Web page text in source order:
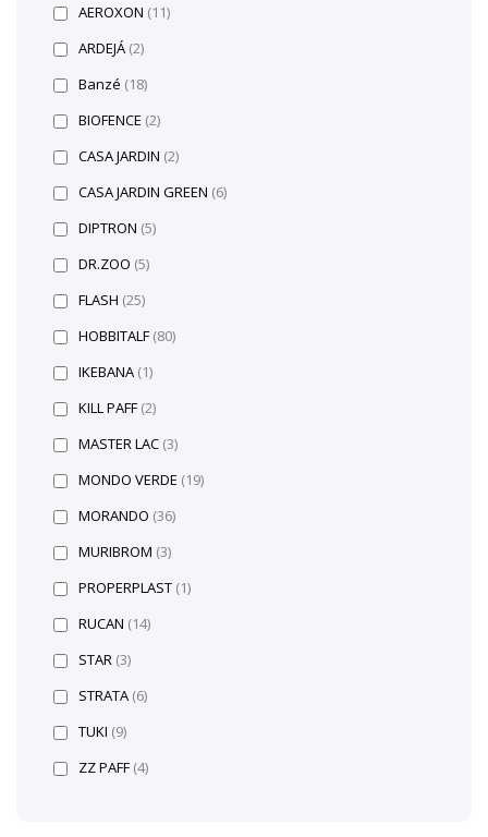
AEROXON (11)
ARDEJÁ (2)
Banzé (18)
BIOFENCE (2)
CASA JARDIN (2)
CASA JARDIN GREEN (6)
DIPTRON (5)
DR.ZOO (5)
FLASH (25)
HOBBITALF (80)
IKEBANA (1)
KILL PAFF (2)
MASTER LAC (3)
MONDO VERDE (19)
MORANDO (36)
MURIBROM (3)
PROPERPLAST (1)
RUCAN (14)
STAR (3)
STRATA (6)
TUKI (9)
ZZ PAFF (4)